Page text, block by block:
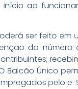
ao
ser feito em
do número
Balcão Único
pelo e-